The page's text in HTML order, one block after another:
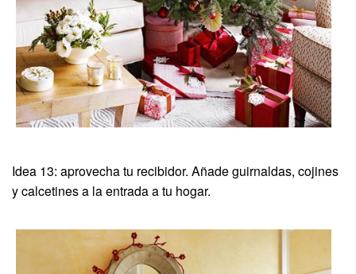
Idea 13: aprovecha tu recibidor. Añade guirnaldas, cojines
y calcetines a la entrada a tu hogar.